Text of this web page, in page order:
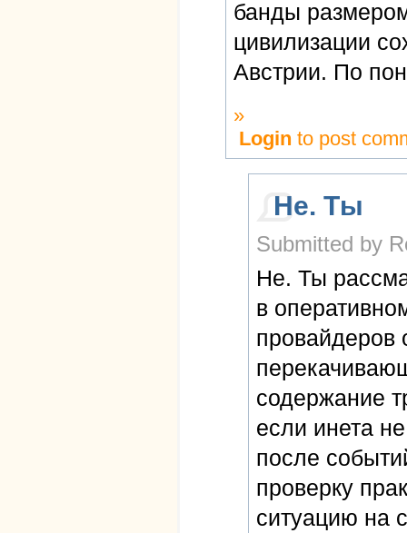
банды
цивилизации
Австрии. По
»
Login to post
Не. Ты
Submitted by
Не. Ты
в
провайдеров
содержание
если инета
после
проверку
ситуацию на